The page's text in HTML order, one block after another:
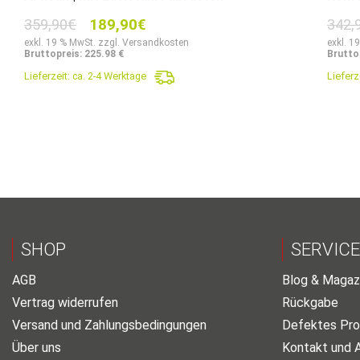
359,90€
Ursprünglicher
Preis
war:
359,90€
189,90€
Preis
189,90€.
exkl. 19 % MwSt. zzgl. Versandkosten
Bruttopreis: 225.98 €
Lieferzeit: ca. 2-4 Werktage
exkl.
SHOP
AGB
Vertrag widerrufen
Versand und Zahlungsbedingungen
Über uns
SERVICE
Blog &
Rückgabe
Defektes
Kontakt und